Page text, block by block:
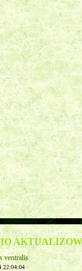
ventralis
22:04:04